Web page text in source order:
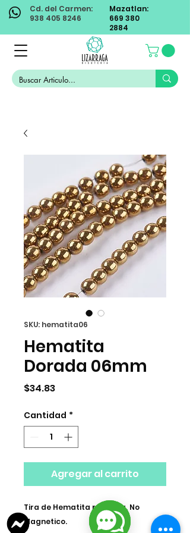
Cd. del Carmen:
938 405 8246
Mazatlan:
669 380
2884
SKU: hematita06
Hematita
Dorada 06mm
$34.83Precio
Cantidad *
Agregar al carrito
Tira de Hematita redonda, No
Magnetico.